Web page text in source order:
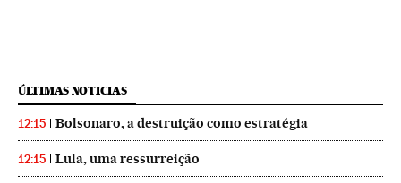
ÚLTIMAS NOTICIAS
12:15 Bolsonaro, a destruição como estratégia
12:15 Lula, uma ressurreição